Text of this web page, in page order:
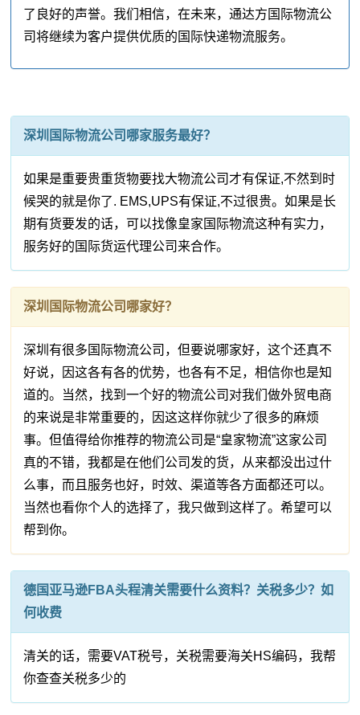
了良好的声誉。我们相信，在未来，通达方国际物流公
司将继续为客户提供优质的国际快递物流服务。
深圳国际物流公司哪家服务最好？
如果是重要贵重货物要找大物流公司才有保证,不然到时
候哭的就是你了. EMS,UPS有保证,不过很贵。如果是长
期有货要发的话，可以找像皇家国际物流这种有实力，
服务好的国际货运代理公司来合作。
深圳国际物流公司哪家好？
深圳有很多国际物流公司，但要说哪家好，这个还真不
好说，因这各有各的优势，也各有不足，相信你也是知
道的。当然，找到一个好的物流公司对我们做外贸电商
的来说是非常重要的，因这这样你就少了很多的麻烦
事。但值得给你推荐的物流公司是“皇家物流”这家公司
真的不错，我都是在他们公司发的货，从来都没出过什
么事，而且服务也好，时效、渠道等各方面都还可以。
当然也看你个人的选择了，我只做到这样了。希望可以
帮到你。
德国亚马逊FBA头程清关需要什么资料？关税多少？如
何收费
清关的话，需要VAT税号，关税需要海关HS编码，我帮
你查查关税多少的